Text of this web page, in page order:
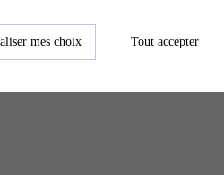
mes choix Tout accepter